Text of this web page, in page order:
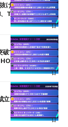
けで0.95ドルを試
TAKE
破で雲下端を目指す
立で下値追う展開